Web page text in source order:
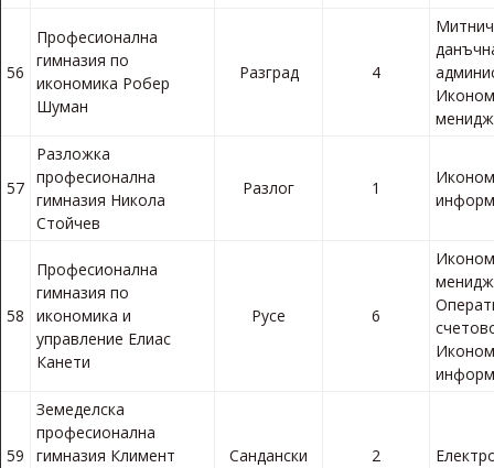
56
Професионална
гимназия по
икономика Робер
Шуман
Разград 4
57
Разложка
професионална
гимназия Никола
Стойчев
Разлог 1
58
Професионална
гимназия по
икономика и
управление Елиас
Канети
Русе 6
59
Земеделска
професионална
гимназия Климент
Сандански 2